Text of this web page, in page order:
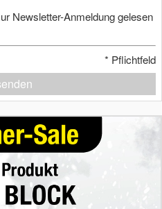
Newsletter-Anmeldung gelesen
* Pflichtfeld